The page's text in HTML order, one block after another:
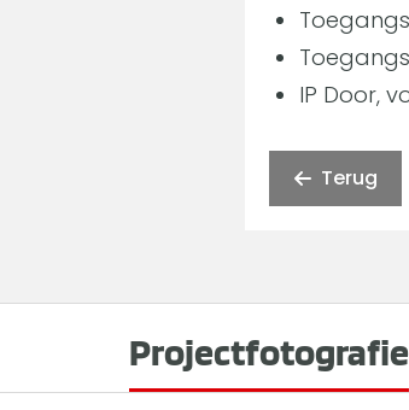
IP Door,
Terug
Projectfotografie